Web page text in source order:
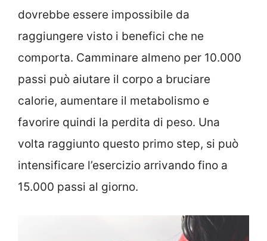
dovrebbe essere impossibile da
raggiungere visto i benefici che ne
comporta. Camminare almeno per 10.000
passi può aiutare il corpo a bruciare
calorie, aumentare il metabolismo e
favorire quindi la perdita di peso. Una
volta raggiunto questo primo step, si può
intensificare l’esercizio arrivando fino a
15.000 passi al giorno.